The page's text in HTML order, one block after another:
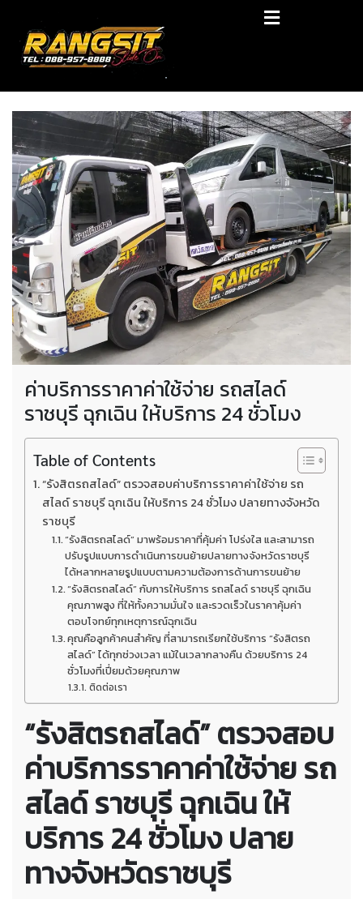
content
RANGSIT SlideON
รถยก168 รถสไลด์รังสิต รถสไลด์ ราคาถูก
ค่าบริการราคาค่าใช้จ่าย รถสไลด์
ราชบุรี ฉุกเฉิน ให้บริการ 24 ชั่วโมง
Table of Contents
“รังสิตรถสไลด์” ตรวจสอบค่าบริการราคาค่าใช้จ่าย รถ
สไลด์ ราชบุรี ฉุกเฉิน ให้บริการ 24 ชั่วโมง ปลายทางจังหวัด
ราชบุรี
“รังสิตรถสไลด์” มาพร้อมราคาที่คุ้มค่า โปร่งใส และสามารถ
ปรับรูปแบบการดำเนินการขนย้ายปลายทางจังหวัดราชบุรี
ได้หลากหลายรูปแบบตามความต้องการด้านการขนย้าย
“รังสิตรถสไลด์” กับการให้บริการ รถสไลด์ ราชบุรี ฉุกเฉิน
คุณภาพสูง ที่ให้ทั้งความมั่นใจ และรวดเร็วในราคาคุ้มค่า
ตอบโจทย์ทุกเหตุการณ์ฉุกเฉิน
คุณคือลูกค้าคนสำคัญ ที่สามารถเรียกใช้บริการ “รังสิตรถ
สไลด์” ได้ทุกช่วงเวลา แม้ในเวลากลางคืน ด้วยบริการ 24
ชั่วโมงที่เปี่ยมด้วยคุณภาพ
ติดต่อเรา
“รังสิตรถสไลด์” ตรวจสอบ
ค่าบริการราคาค่าใช้จ่ายรถ
สไลด์ ราชบุรี ฉุกเฉินให้
บริการ 24 ชั่วโมง ปลาย
ทางจังหวัดราชบุรี